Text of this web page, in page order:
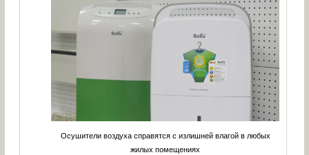
Осушители воздуха справятся с излишней влагой в любых
жилых помещениях